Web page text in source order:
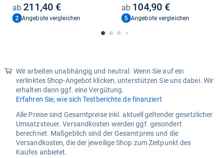
211,40 €
2 Angebote vergleichen
104,90 €
5 Angebote vergleichen
Wir arbeiten unabhängig und neutral. Wenn Sie auf ein
verlinktes Shop-Angebot klicken, unterstützen Sie uns dabei. Wir
erhalten dann ggf. eine Vergütung.
Erfahren Sie, wie sich Testberichte.de finanziert
Alle Preise sind Gesamtpreise inkl. aktuell geltender gesetzlicher
Umsatzsteuer. Versandkosten werden ggf. gesondert
berechnet. Maßgeblich sind der Gesamtpreis und die
Versandkosten, die der jeweilige Shop zum Zeitpunkt des
Kaufes anbietet.